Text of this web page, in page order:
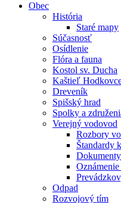
Obec
História
Staré mapy
Súčasnosť
Osídlenie
Flóra a fauna
Kostol sv. Ducha
Kaštieľ
Dreveník
Spišský hrad
Spolky a
Verejný vodovod
Rozbory
Štandardy
Oznámenie
Odpad
Rozvojový tím